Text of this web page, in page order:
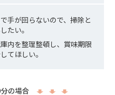
手が回らないので、掃除と
たい。
内を整理整頓し、賞味期限
てほしい。